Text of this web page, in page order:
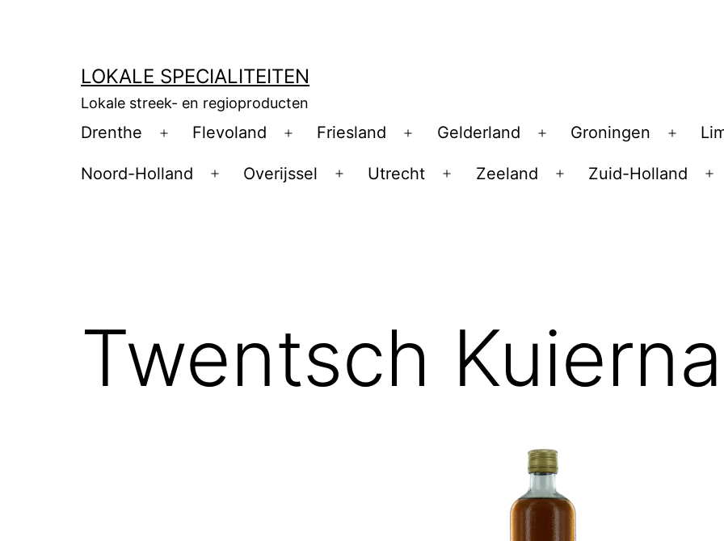
LOKALE SPECIALITEITEN
Lokale streek- en regioproducten
Drenthe
Open
menu
Flevoland
Open
menu
Friesland
Open
menu
Gelderland
Open
menu
Groningen
Open
menu
Noord-Holland
Open
Overijssel
Open
Utrecht
Open
Zeeland
Open
Zuid-Holland
Twentsch